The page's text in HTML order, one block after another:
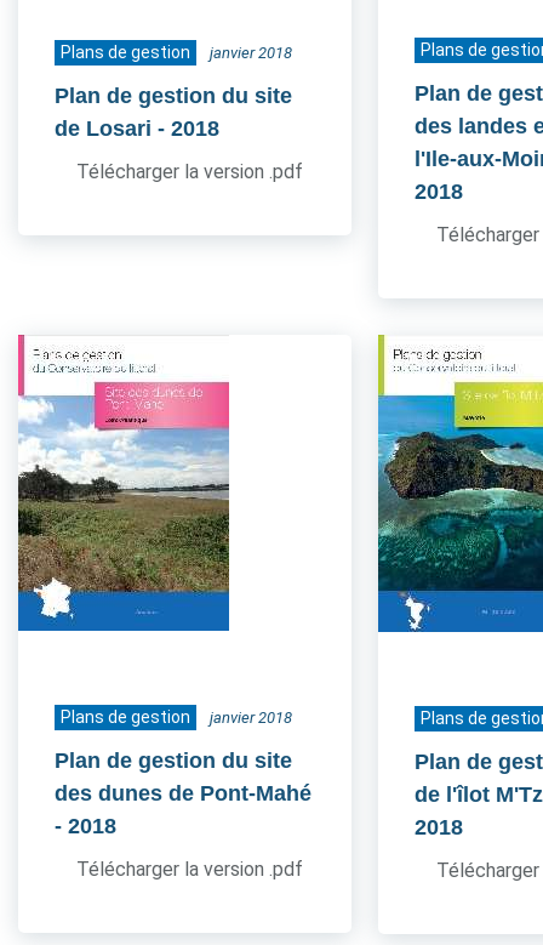
Plans de gestion janvier 2018
Plan de gestion du site
de Losari - 2018
Télécharger la version .pdf
Plans de
Plan de
des landes
l'Ile-aux-
2018
Plans de gestion janvier 2018
Plan de gestion du site
des dunes de Pont-Mahé
- 2018
Télécharger la version .pdf
Plans de
Plan de
de l'îlot
2018